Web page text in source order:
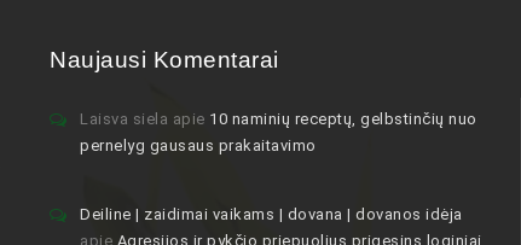
Naujausi Komentarai
Laisva siela apie 10 naminių receptų, gelbstinčių nuo
pernelyg gausaus prakaitavimo
Deiline | zaidimai vaikams | dovana | dovanos idėja
apie Agresijos ir pykčio priepuolius prigesins loginiai